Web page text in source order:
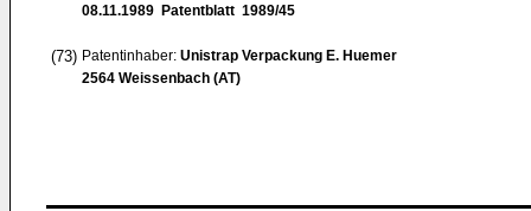
08.11.1989 Patentblatt 1989/45
(73) Patentinhaber: Unistrap Verpackung E. Huemer
2564 Weissenbach (AT)